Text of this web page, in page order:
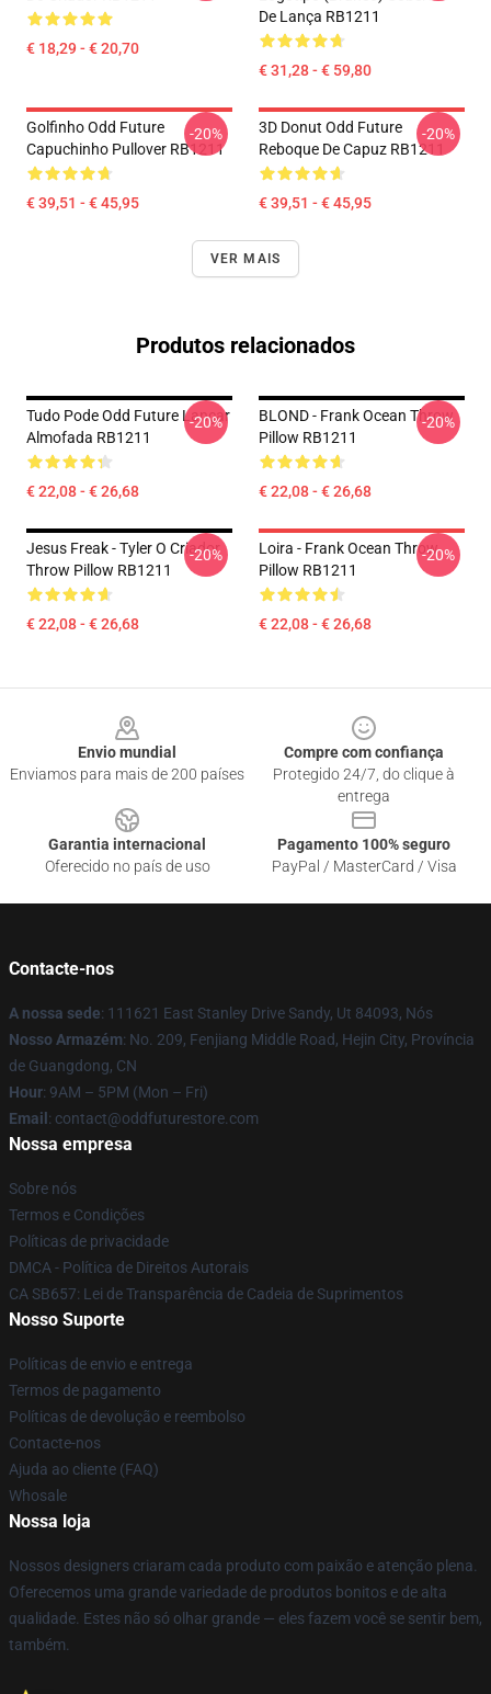
€ 18,29 - € 20,70
De Lança RB1211
€ 31,28 - € 59,80
Golfinho Odd Future
Capuchinho Pullover RB1211
€ 39,51 - € 45,95
-20%
3D Donut Odd Future
Reboque De Capuz RB1211
€ 39,51 - € 45,95
-20%
VER MAIS
Produtos relacionados
Tudo Pode Odd Future Lançar
Almofada RB1211
€ 22,08 - € 26,68
-20%
BLOND - Frank Ocean Throw
Pillow RB1211
€ 22,08 - € 26,68
-20%
Jesus Freak - Tyler O Criador
Throw Pillow RB1211
€ 22,08 - € 26,68
-20%
Loira - Frank Ocean Throw
Pillow RB1211
€ 22,08 - € 26,68
-20%
Envio mundial
Enviamos para mais de 200 países
Compre com confiança
Protegido 24/7, do clique à
entrega
Garantia internacional
Oferecido no país de uso
Pagamento 100% seguro
PayPal / MasterCard / Visa
Contacte-nos
A nossa sede: 111621 East Stanley Drive Sandy, Ut 84093, Nós
Nosso Armazém: No. 209, Fenjiang Middle Road, Hejin City, Província
de Guangdong, CN
Hour: 9AM – 5PM (Mon – Fri)
Email : contact@oddfuturestore.com
Nossa empresa
Sobre nós
Termos e Condições
Políticas de privacidade
DMCA - Política de Direitos Autorais
CA SB657: Lei de Transparência de Cadeia de Suprimentos
Nosso Suporte
Políticas de envio e entrega
Termos de pagamento
Políticas de devolução e reembolso
Contacte-nos
Ajuda ao cliente (FAQ)
Whosale
Nossa loja
Nossos designers criaram cada produto com paixão e atenção plena.
Oferecemos uma grande variedade de produtos bonitos e de alta
qualidade. Estes não só olhar grande — eles fazem você se sentir bem,
também.